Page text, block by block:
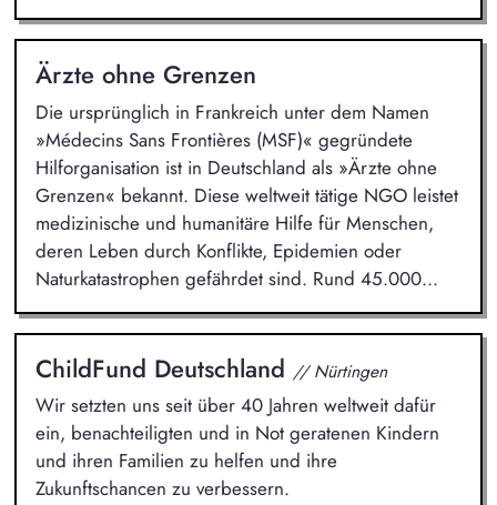
Ärzte ohne Grenzen
Die ursprünglich in Frankreich unter dem Namen
»Médecins Sans Frontières (MSF)« gegründete
Hilforganisation ist in Deutschland als »Ärzte ohne
Grenzen« bekannt. Diese weltweit tätige NGO leistet
medizinische und humanitäre Hilfe für Menschen,
deren Leben durch Konflikte, Epidemien oder
Naturkatastrophen gefährdet sind. Rund 45.000...
ChildFund Deutschland // Nürtingen
Wir setzten uns seit über 40 Jahren weltweit dafür
ein, benachteiligten und in Not geratenen Kindern
und ihren Familien zu helfen und ihre
Zukunftschancen zu verbessern.